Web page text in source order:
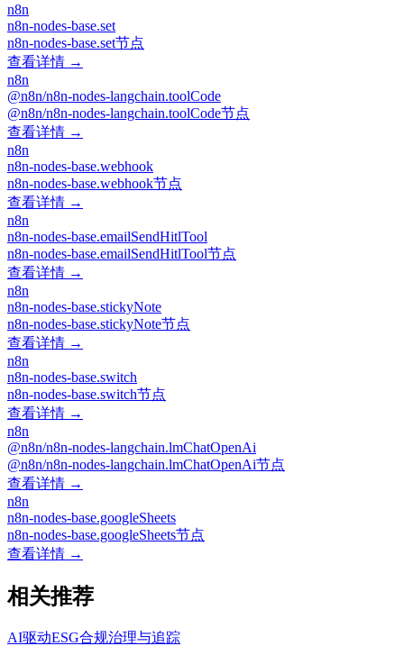
n8n
n8n-nodes-base.set
n8n-nodes-base.set节点
查看详情 →
n8n
@n8n/n8n-nodes-langchain.toolCode
@n8n/n8n-nodes-langchain.toolCode节点
查看详情 →
n8n
n8n-nodes-base.webhook
n8n-nodes-base.webhook节点
查看详情 →
n8n
n8n-nodes-base.emailSendHitlTool
n8n-nodes-base.emailSendHitlTool节点
查看详情 →
n8n
n8n-nodes-base.stickyNote
n8n-nodes-base.stickyNote节点
查看详情 →
n8n
n8n-nodes-base.switch
n8n-nodes-base.switch节点
查看详情 →
n8n
@n8n/n8n-nodes-langchain.lmChatOpenAi
@n8n/n8n-nodes-langchain.lmChatOpenAi节点
查看详情 →
n8n
n8n-nodes-base.googleSheets
n8n-nodes-base.googleSheets节点
查看详情 →
相关推荐
AI驱动ESG合规治理与追踪